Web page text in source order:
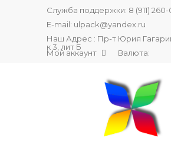
Служба поддержки: 8 (911)
E-mail: ulpack@yandex.ru
Наш Адрес : Пр-т Юрия
к 3, лит Б
Мой аккаунт Валюта: